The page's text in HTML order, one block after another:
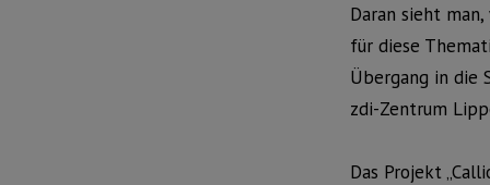
Daran sieht
für diese
Übergang in die
zdi-Zentrum
Das Projekt